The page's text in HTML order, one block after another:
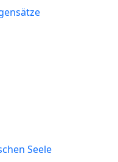
Seele